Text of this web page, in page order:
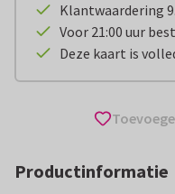
Klantwaardering
Voor 21:00 uur
Deze kaart is
Productinformatie